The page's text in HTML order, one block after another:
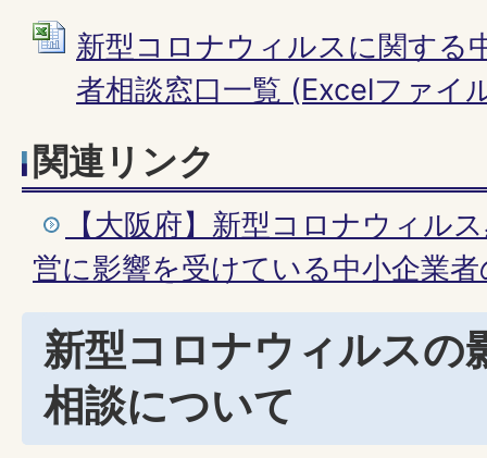
新型コロナウィルスに関する
者相談窓口一覧 (Excelファイ
関連リンク
【大阪府】新型コロナウィル
営に影響を受けている中小企業
新型コロナウィルスの
相談について